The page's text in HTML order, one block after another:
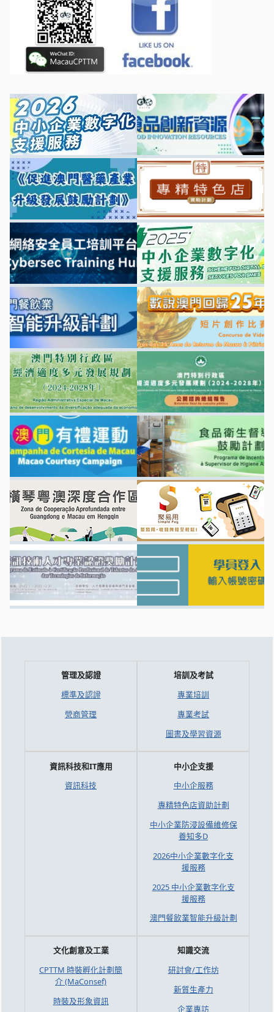
管理及認證
標準及認證
營商管理
培訓及考試
專業培訓
專業考試
圖書及學習資源
資訊科技和IT應用
資訊科技
中小企支援
中小企服務
專精特色店資助計劃
中小企業防浸設備維修保
養知多D
2026中小企業數字化支
援服務
2025 中小企業數字化支
援服務
澳門餐飲業智能升級計劃
文化創意及工業
CPTTM 時裝孵化計劃簡
介 (MaConsef)
時裝及形象資訊
知識交流
研討會/工作坊
新質生產力
企業專訪